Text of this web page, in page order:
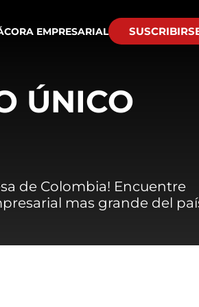
EMPRESARIAL
ÚNICO
de Colombia! Encuentre
mas grande del